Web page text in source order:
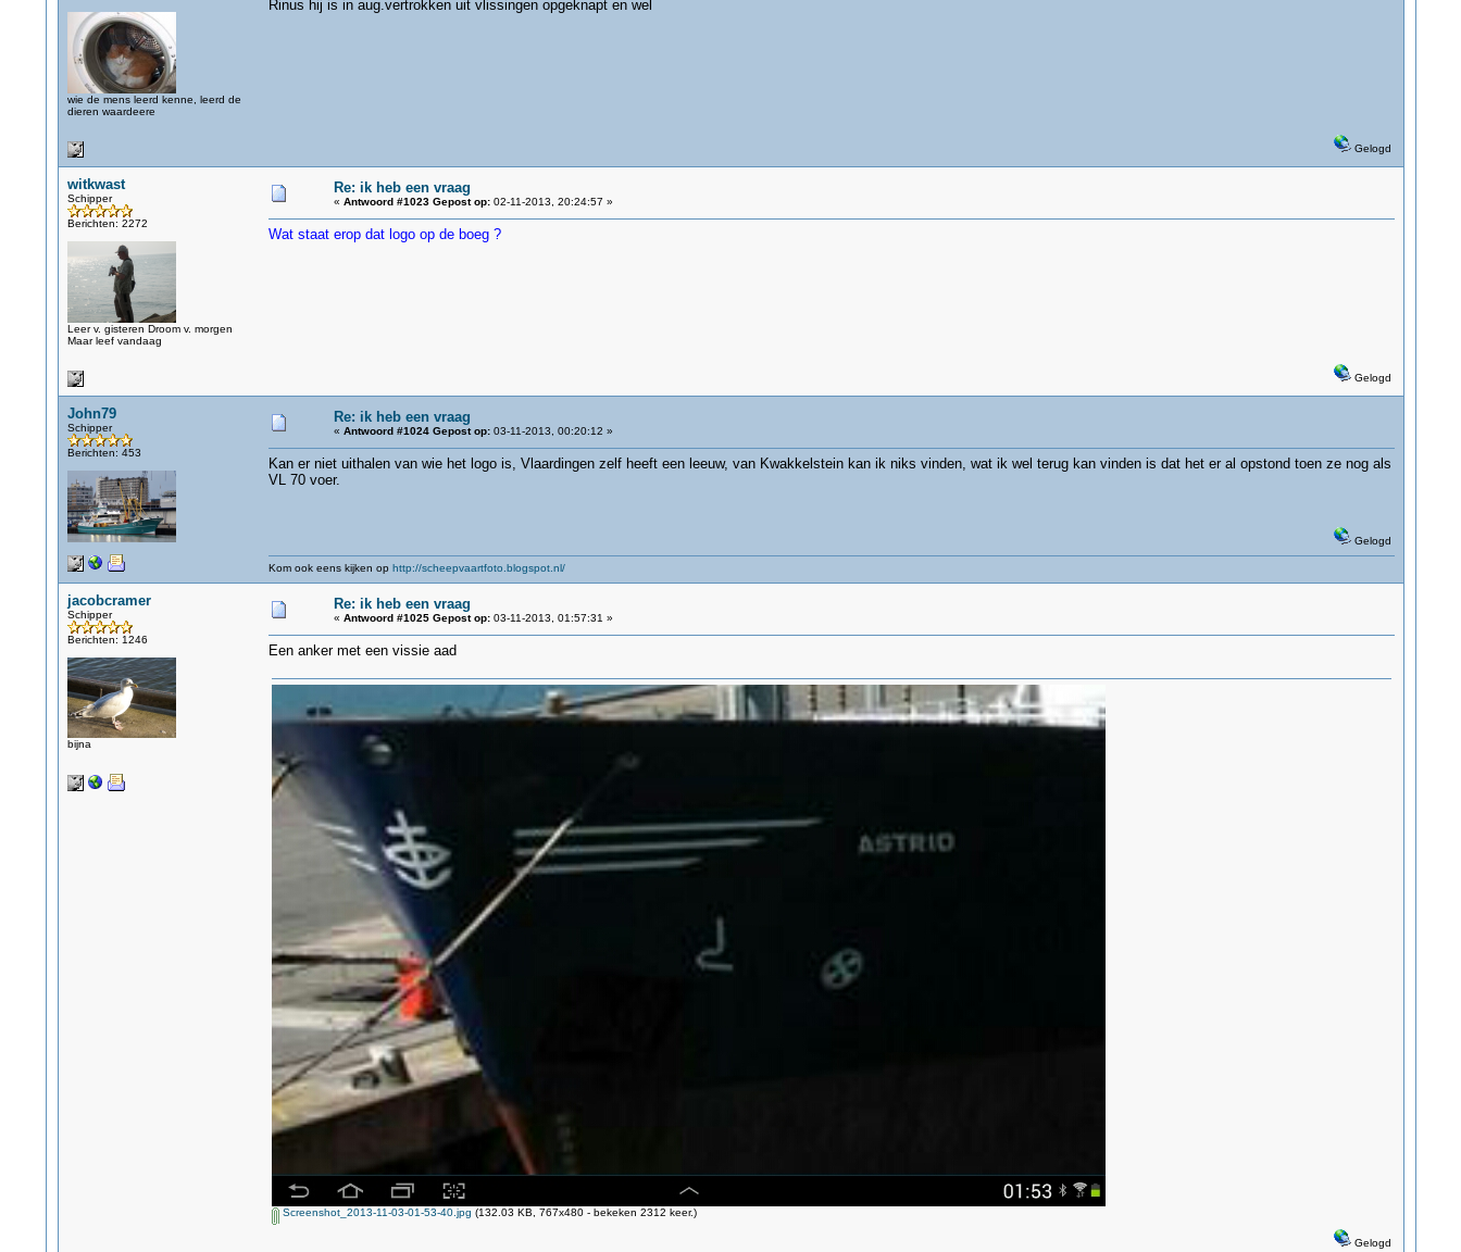
wie de mens leerd kenne, leerd de
dieren waardeere
Rinus hij is in aug.vertrokken uit vlissingen opgeknapt en wel
Gelogd
witkwast
Schipper
Berichten: 2272
Leer v. gisteren Droom v. morgen
Maar leef vandaag
Re: ik heb een vraag
« Antwoord #1023 Gepost op:02-11-2013, 20:24:57 »
Wat staat erop dat logo op de boeg ?
Gelogd
John79
Schipper
Berichten: 453
Re: ik heb een vraag
« Antwoord #1024 Gepost op:03-11-2013, 00:20:12 »
Kan er niet uithalen van wie het logo is, Vlaardingen zelf heeft een leeuw, van Kwakkelstein kan ik niks vinden, wat ik wel terug kan vinden is dat het er al opstond toen ze nog als
VL 70 voer.
Gelogd
Kom ook eens kijken op http://scheepvaartfoto.blogspot.nl/
jacobcramer
Schipper
Berichten: 1246
bijna
Re: ik heb een vraag
« Antwoord #1025 Gepost op:03-11-2013, 01:57:31 »
Een anker met een vissie aad
Screenshot_2013-11-03-01-53-40.jpg (132.03 KB, 767x480 - bekeken 2312 keer.)
Gelogd